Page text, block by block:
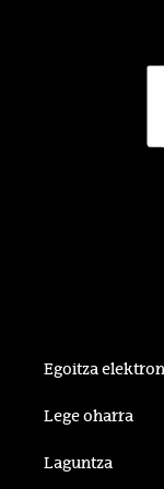
Egoitza
Lege oharra
Laguntza